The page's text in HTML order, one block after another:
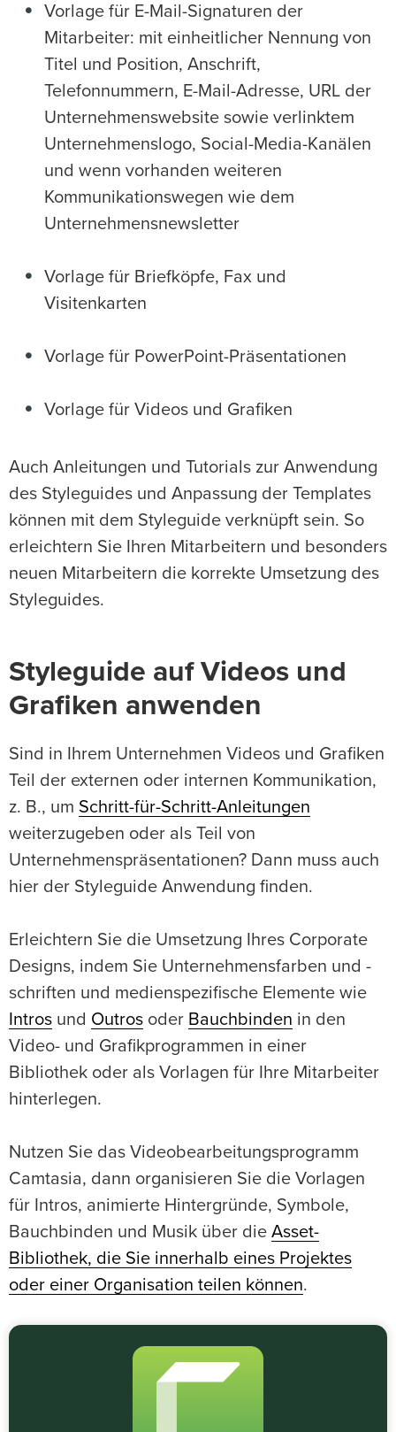
Vorlage für E-Mail-Signaturen der
Mitarbeiter: mit einheitlicher Nennung von
Titel und Position, Anschrift,
Telefonnummern, E-Mail-Adresse, URL der
Unternehmenswebsite sowie verlinktem
Unternehmenslogo, Social-Media-Kanälen
und wenn vorhanden weiteren
Kommunikationswegen wie dem
Unternehmensnewsletter
Vorlage für Briefköpfe, Fax und
Visitenkarten
Vorlage für PowerPoint-Präsentationen
Vorlage für Videos und Grafiken
Auch Anleitungen und Tutorials zur Anwendung
des Styleguides und Anpassung der Templates
können mit dem Styleguide verknüpft sein. So
erleichtern Sie Ihren Mitarbeitern und besonders
neuen Mitarbeitern die korrekte Umsetzung des
Styleguides.
Styleguide auf Videos und
Grafiken anwenden
Sind in Ihrem Unternehmen Videos und Grafiken
Teil der externen oder internen Kommunikation,
z. B., um Schritt-für-Schritt-Anleitungen
weiterzugeben oder als Teil von
Unternehmenspräsentationen? Dann muss auch
hier der Styleguide Anwendung finden.
Erleichtern Sie die Umsetzung Ihres Corporate
Designs, indem Sie Unternehmensfarben und -
schriften und medienspezifische Elemente wie
Intros und Outros oder Bauchbinden in den
Video- und Grafikprogrammen in einer
Bibliothek oder als Vorlagen für Ihre Mitarbeiter
hinterlegen.
Nutzen Sie das Videobearbeitungsprogramm
Camtasia, dann organisieren Sie die Vorlagen
für Intros, animierte Hintergründe, Symbole,
Bauchbinden und Musik über die Asset-
Bibliothek, die Sie innerhalb eines Projektes
oder einer Organisation teilen können.